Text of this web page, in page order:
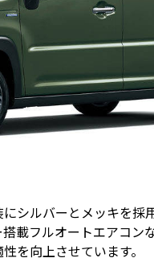
シルバーとメッキを
載フルオートエアコン
を向上させています。